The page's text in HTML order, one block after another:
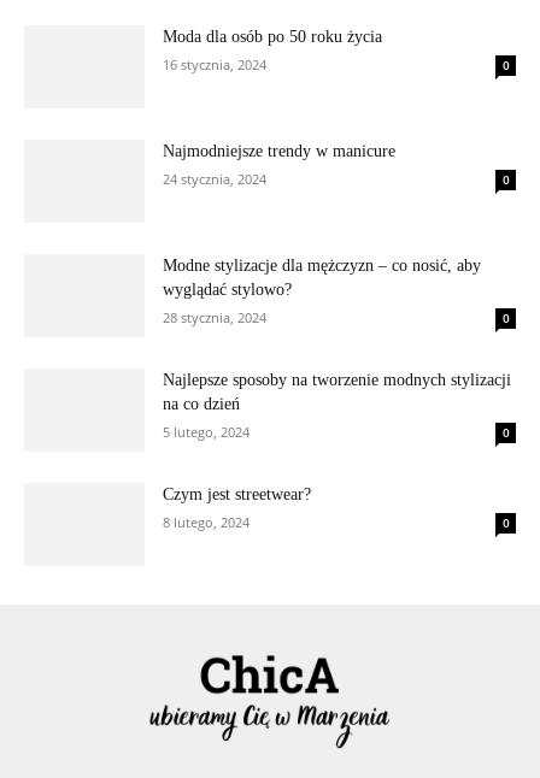
Moda dla osób po 50 roku życia
16 stycznia, 2024
0
Najmodniejsze trendy w manicure
24 stycznia, 2024
0
Modne stylizacje dla mężczyzn – co nosić, aby
wyglądać stylowo?
28 stycznia, 2024
0
Najlepsze sposoby na tworzenie modnych stylizacji
na co dzień
5 lutego, 2024
0
Czym jest streetwear?
8 lutego, 2024
0